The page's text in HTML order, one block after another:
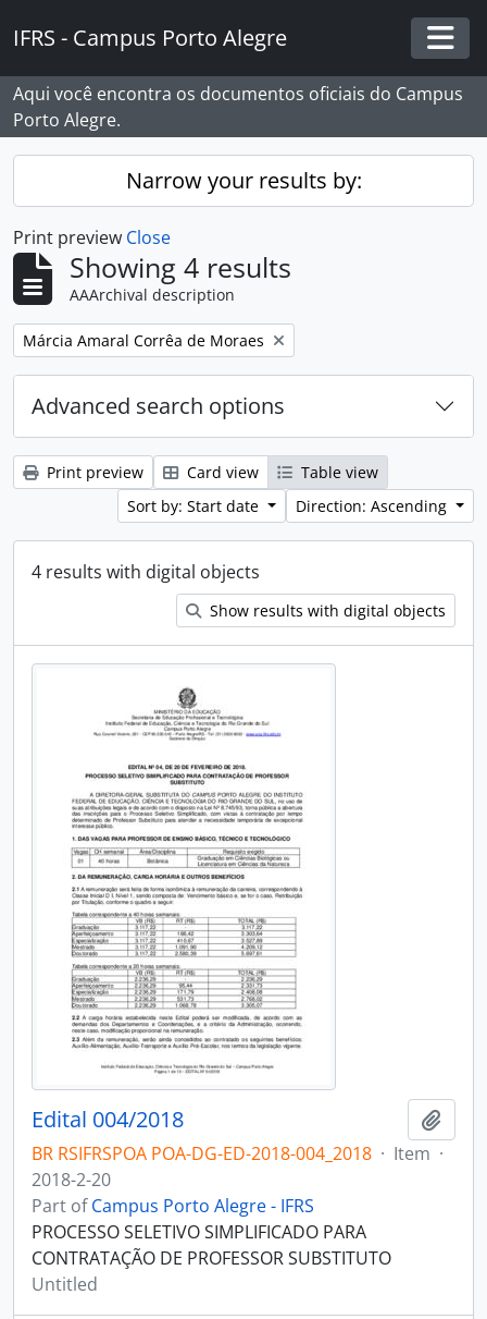
IFRS - Campus Porto Alegre
Aqui você encontra os documentos oficiais do Campus
Porto Alegre.
Narrow your results by:
Print preview Close
Showing 4 results
AAArchival description
Remove filter:
Márcia Amaral Corrêa de Moraes
Advanced search options
Print preview Card view
Table view
Sort by: Start date
Direction: Ascending
4 results with digital objects
Show results with digital objects
Edital 004/2018
BR RSIFRSPOA POA-DG-ED-2018-004_2018 · Item ·
2018-2-20
Part ofCampus Porto Alegre - IFRS
PROCESSO SELETIVO SIMPLIFICADO PARA
CONTRATAÇÃO DE PROFESSOR SUBSTITUTO
Untitled